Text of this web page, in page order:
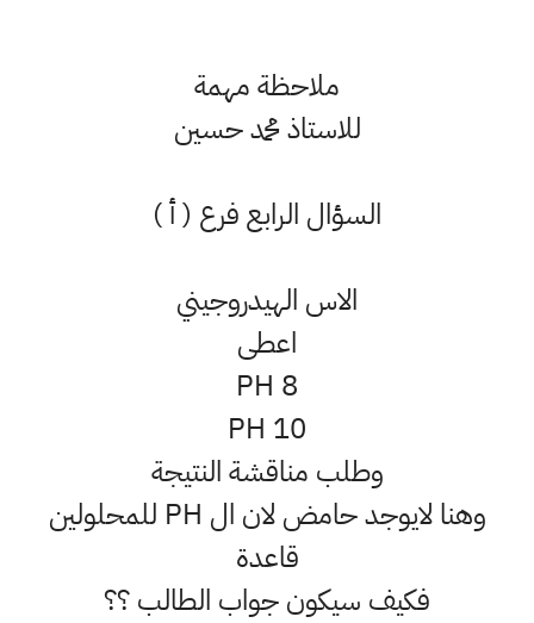
ملاحظة مهمة
للاستاذ محمد حسين
السؤال الرابع فرع ( أ )
الاس الهيدروجيني
اعطى
PH 8
PH 10
وطلب مناقشة النتيجة
وهنا لايوجد حامض لان ال PH للمحلولين
قاعدة
فكيف سيكون جواب الطالب ؟؟